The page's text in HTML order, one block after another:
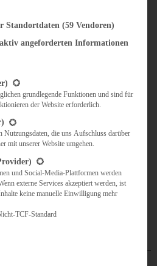
SAUCEN, CHUTNEYS
KÜCHENGESCHENKE
UNTERWEGS
UNTERWEGS
Standortdaten (59 Vendoren)
angeforderten Informationen
für die eine Einwilligung erteilt werden
grundlegende Funktionen und sind für
der Website erforderlich.
Nutzungsdaten, die uns Aufschluss darüber
mit unserer Website umgehen.
und Social-Media-Plattformen werden
externe Services akzeptiert werden, ist
keine manuelle Einwilligung mehr
TCF-Standard